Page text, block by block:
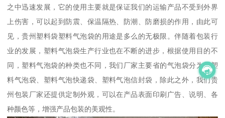
之中迅速发展，它的使用主要就是保证我们的运输产品不受到外界
上伤害，可以起到防震、保温隔热、防潮、防磨损的作用，由此可
见，贵州塑料袋塑料气泡袋的用途是多么的无极限。伴随着包装行
业的发展，塑料气泡袋生产行业也在不断的进步，根据使用目的不
同，塑料气泡袋的种类也不同，我们厂家主要省的气泡袋分为类塑
料气泡袋、塑料气泡快递袋、塑料气泡信封袋，除此之外，我们贵
州包装厂家还提供定制外观，可以在产品表面印刷广告、说明、各
种颜色等，增强产品包装的美观性。